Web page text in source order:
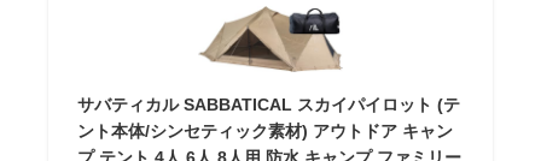
サバティカル SABBATICAL スカイパイロット (テ
ント本体/シンセティック素材) アウトドア キャン
プ テント 4人 6人 8人用 防水 キャンプ ファミリー